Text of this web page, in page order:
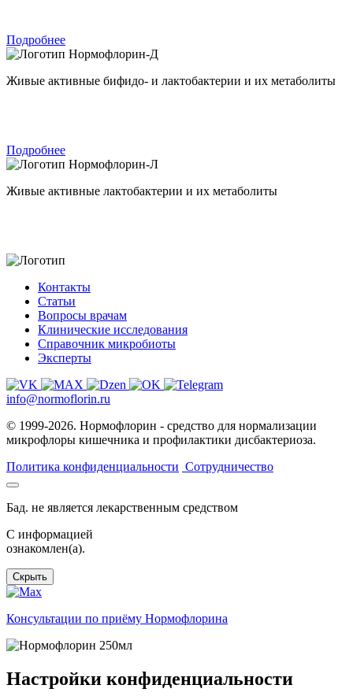
Подробнее
Нормофлорин-Д
Живые активные бифидо- и лактобактерии и их метаболиты
Подробнее
Нормофлорин-Л
Живые активные лактобактерии и их метаболиты
Контакты
Статьи
Вопросы врачам
Клинические исследования
Справочник микробиоты
Эксперты
info@normoflorin.ru
© 1999-2026. Нормофлорин - средство для нормализации
микрофлоры кишечника и профилактики дисбактериоза.
Политика конфиденциальности Сотрудничество
Бад. не является лекарственным средством
C информацией
ознакомлен(а).
Скрыть
Консультации по приёму Нормофлорина
Настройки конфиденциальности